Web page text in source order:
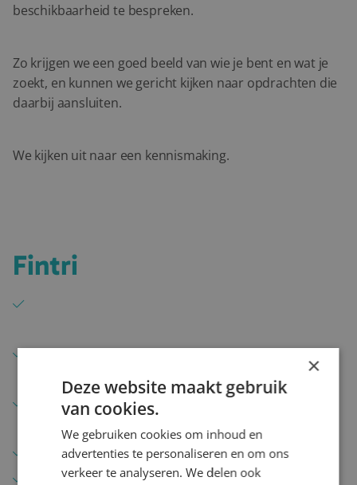
beschikbaarheid te bespreken.
Zo krijgen we een goed beeld van wie je bent en wat je
zoekt, en kunnen we gericht kijken naar opdrachten die
daarbij aansluiten.
We kijken uit naar een kennismaking.
Fintri
Korte lijnen en snel schakelen bij nieuwe
Inhoudelijke kennis van complexe en
gereguleerde omgevingen
Actief in meerdere expertises en sectoren
Gericht op professionals op medior en senior
×
Deze website maakt gebruik
van cookies.
We gebruiken cookies om inhoud en
advertenties te personaliseren en om ons
verkeer te analyseren. We delen ook